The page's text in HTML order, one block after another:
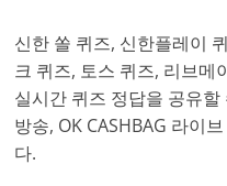
신한 쏠 퀴즈, 신한플레이
크 퀴즈, 토스 퀴즈, 리브메
실시간 퀴즈 정답을 공유
방송, OK CASHBAG 라이
다.